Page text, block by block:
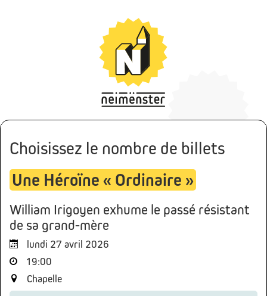
Choisissez le nombre de billets
Une Héroïne « Ordinaire »
William Irigoyen exhume le passé résistant
de sa grand-mère
lundi 27 avril 2026
19:00
Chapelle